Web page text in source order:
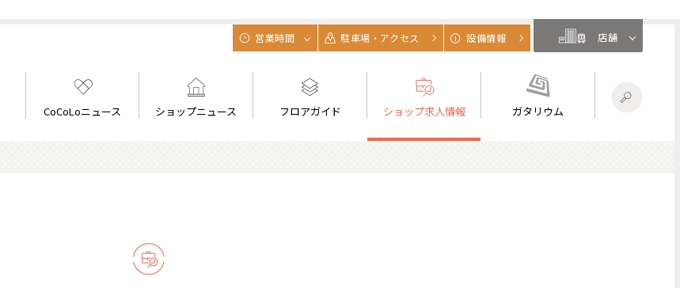
CoCoLoニュース ショップニュース フロアガイド ショップ求人情報 ガタリウム
営業時間 駐車場・アクセス 設備情報 店舗